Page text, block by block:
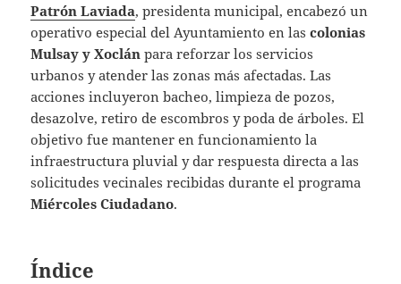
Patrón Laviada, presidenta municipal, encabezó un
operativo especial del Ayuntamiento en lascolonias
Mulsay y Xoclán para reforzar los servicios
urbanos y atender las zonas más afectadas. Las
acciones incluyeron bacheo, limpieza de pozos,
desazolve, retiro de escombros y poda de árboles. El
objetivo fue mantener en funcionamiento la
infraestructura pluvial y dar respuesta directa a las
solicitudes vecinales recibidas durante el programa
Miércoles Ciudadano.
Índice